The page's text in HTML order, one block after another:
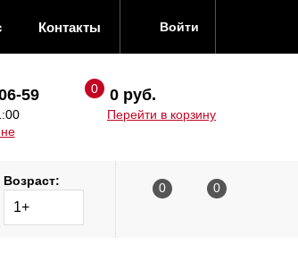
Контакты Войти
59 0 руб.
Перейти в корзину
Возраст:
1+